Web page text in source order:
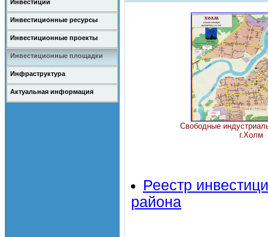
Инвестиции
Инвестиционные ресурсы
Инвестиционные проекты
Инвестиционные площадки
Инфраструктура
Актуальная информация
Свободные
г.Холм
Реестр
района